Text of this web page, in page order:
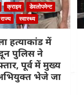
क्राइम
डेवलोपमेन्ट
राज्य स्वास्थ्य
हत्याकांड में
पुलिस ने
पूर्व में मुख्य
भेजे जा